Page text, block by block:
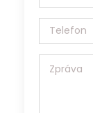
agentura s
Úřadu práce